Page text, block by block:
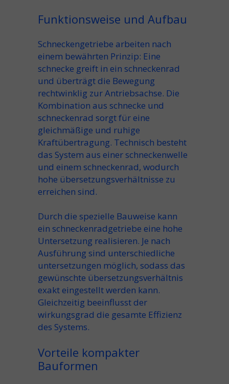
Funktionsweise und Aufbau
Schneckengetriebe arbeiten nach
einem bewährten Prinzip: Eine
schnecke greift in ein schneckenrad
und überträgt die Bewegung
rechtwinklig zur Antriebsachse. Die
Kombination aus schnecke und
schneckenrad sorgt für eine
gleichmäßige und ruhige
Kraftübertragung. Technisch besteht
das System aus einer schneckenwelle
und einem schneckenrad, wodurch
hohe übersetzungsverhältnisse zu
erreichen sind.
Durch die spezielle Bauweise kann
ein schneckenradgetriebe eine hohe
Untersetzung realisieren. Je nach
Ausführung sind unterschiedliche
untersetzungen möglich, sodass das
gewünschte übersetzungsverhältnis
exakt eingestellt werden kann.
Gleichzeitig beeinflusst der
wirkungsgrad die gesamte Effizienz
des Systems.
Vorteile kompakter
Bauformen